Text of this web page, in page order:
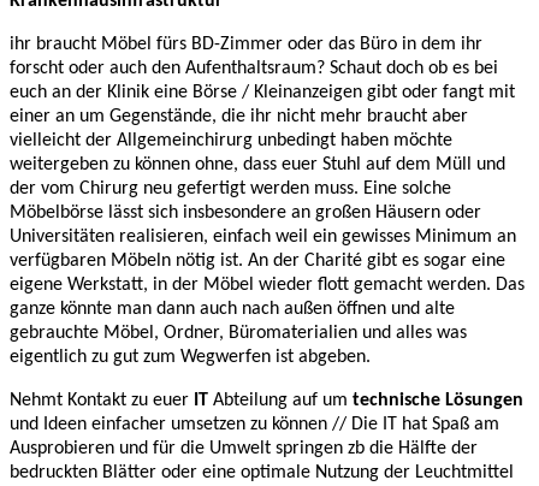
ihr braucht Möbel fürs BD-Zimmer oder das Büro in dem ihr
forscht oder auch den Aufenthaltsraum? Schaut doch ob es bei
euch an der Klinik eine Börse / Kleinanzeigen gibt oder fangt mit
einer an um Gegenstände, die ihr nicht mehr braucht aber
vielleicht der Allgemeinchirurg unbedingt haben möchte
weitergeben zu können ohne, dass euer Stuhl auf dem Müll und
der vom Chirurg neu gefertigt werden muss. Eine solche
Möbelbörse lässt sich insbesondere an großen Häusern oder
Universitäten realisieren, einfach weil ein gewisses Minimum an
verfügbaren Möbeln nötig ist. An der Charité gibt es sogar eine
eigene Werkstatt, in der Möbel wieder flott gemacht werden. Das
ganze könnte man dann auch nach außen öffnen und alte
gebrauchte Möbel, Ordner, Büromaterialien und alles was
eigentlich zu gut zum Wegwerfen ist abgeben.
Nehmt Kontakt zu euer IT Abteilung auf um technische Lösungen
und Ideen einfacher umsetzen zu können // Die IT hat Spaß am
Ausprobieren und für die Umwelt springen zb die Hälfte der
bedruckten Blätter oder eine optimale Nutzung der Leuchtmittel